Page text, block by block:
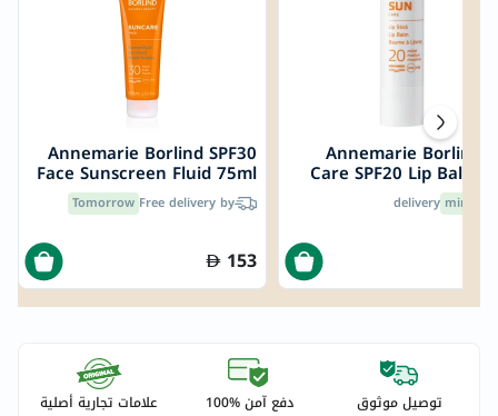
Annemarie Borlind SPF30
Face Sunscreen Fluid 75ml
Free delivery by
Tomorrow
153
Annemarie Borlind
Care SPF20 Lip Balm
delivery
توصيل موثوق دفع آمن %100 علامات تجارية أصلية